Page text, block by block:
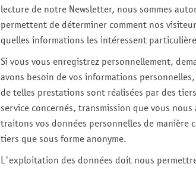
lecture de notre Newsletter, nous sommes
permettent de déterminer comment nos
quelles informations les intéressent
Si vous vous enregistrez personnellement,
avons besoin de vos informations
de telles prestations sont réalisées par des
service concernés, transmission que vous
traitons vos données personnelles de manière
tiers que sous forme anonyme.
L'exploitation des données doit nous